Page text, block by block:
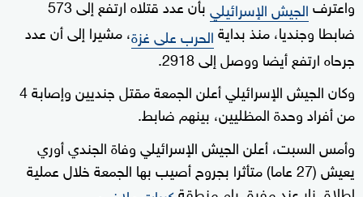
واعترفالجيش الإسرائيلي
بأن عدد قتلاه ارتفع إلى 573
ضابطا وجنديا، منذ بدايةالحرب على غزة، مشيرا إلى أن عدد
جرحاه ارتفع أيضا ووصل إلى 2918.
وكان الجيش الإسرائيلي أعلن الجمعة مقتل جنديين وإصابة 4
من أفراد وحدة المظليين، بينهم ضابط.
وأمس السبت، أعلن الجيش الإسرائيلي وفاة الجندي أوري
يعيش (27 عاما) متأثرا بجروح أصيب بها الجمعة خلال عملية
إطلاق نار عند مفرق رام منطقة
.